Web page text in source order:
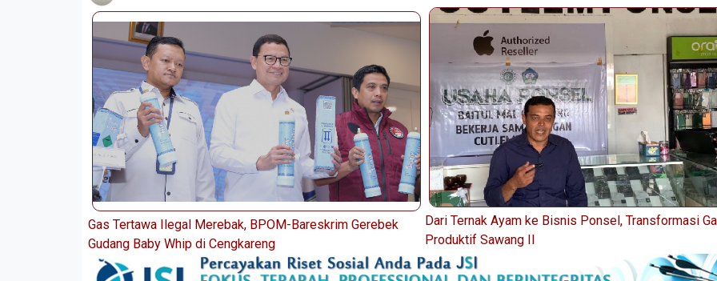
Gas Tertawa Ilegal Merebak, BPOM-Bareskrim Gerebek
Gudang Baby Whip di Cengkareng
Dari Ternak Ayam ke Bisnis Ponsel, Transformasi
Produktif Sawang II